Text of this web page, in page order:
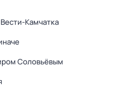
Камчатка
Соловьёвым